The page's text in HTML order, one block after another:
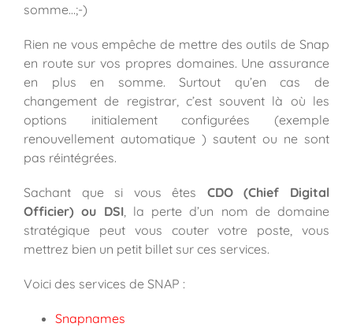
somme…;-)
Rien ne vous empêche de mettre des outils de Snap
en route sur vos propres domaines. Une assurance
en plus en somme. Surtout qu’en cas de
changement de registrar, c’est souvent là où les
options initialement configurées (exemple
renouvellement automatique ) sautent ou ne sont
pas réintégrées.
Sachant que si vous êtes CDO (Chief Digital
Officier) ou DSI, la perte d’un nom de domaine
stratégique peut vous couter votre poste, vous
mettrez bien un petit billet sur ces services.
Voici des services de SNAP :
Snapnames